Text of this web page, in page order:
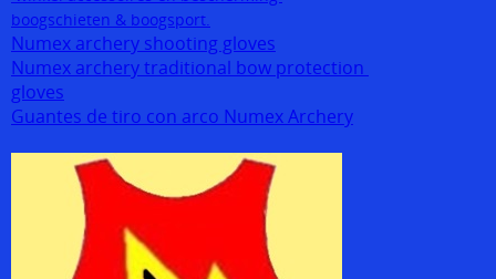
boogschieten & boogsport.
Numex archery shooting gloves
Numex archery traditional bow protection
gloves
Guantes de tiro con arco Numex Archery